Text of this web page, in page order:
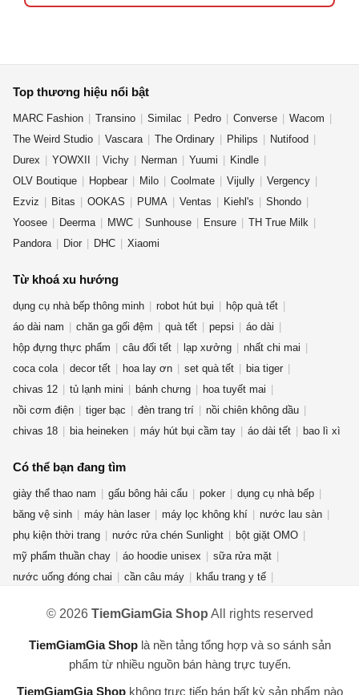
Top thương hiệu nổi bật
MARC Fashion Transino Similac Pedro Converse
Wacom
The Weird Studio
Vascara The Ordinary Philips
Nutifood
Durex
YOWXII Vichy Nerman Yuumi
Kindle
OLV Boutique
Hopbear Milo Coolmate Vijully
Vergency
Ezviz
Bitas OOKAS PUMA Ventas Kiehl's
Shondo
Yoosee
Deerma MWC Sunhouse Ensure
TH True Milk
Pandora
Dior DHC Xiaomi
Từ khoá xu hướng
dụng cụ nhà bếp thông minh robot hút bụi
hộp quà tết
áo dài nam
chăn ga gối đệm quà tết pepsi
áo dài
hộp đựng thực phẩm
câu đối tết lạp xưởng
nhất chi mai
coca cola
decor tết hoa lay ơn set quà tết
bia tiger
chivas 12
tủ lạnh mini bánh chưng
hoa tuyết mai
nồi cơm điện
tiger bạc đèn trang trí
nồi chiên không dầu
chivas 18
bia heineken máy hút bụi cầm tay áo dài tết bao lì xì
Có thể bạn đang tìm
giày thể thao nam gấu bông hải cẩu poker
dụng cụ nhà bếp
băng vệ sinh
máy hàn laser máy lọc không khí
nước lau sàn
phụ kiện thời trang
nước rửa chén Sunlight
bột giặt OMO
mỹ phẩm thuần chay
áo hoodie unisex
sữa rửa mặt
nước uống đóng chai
cần câu máy
khẩu trang y tế
đèn năng lượng mặt trời
bình đun siêu tốc
chuồng mèo
dụng cụ vệ sinh nhà cửa
áo thun nam nữ
bàn phím cơ aula f75
điện thoại redmi turbo 4 pro
© 2026 TiemGiamGia Shop All rights reserved
TiemGiamGia Shoplà nền tảng tổng hợp và so sánh sản
phẩm từ nhiều nguồn bán hàng trực tuyến.
TiemGiamGia Shopkhông trực tiếp bán bất kỳ sản phẩm nào